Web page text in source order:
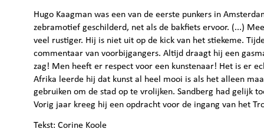
Hugo Kaagman was een van de eerste punkers in
zebramotief geschilderd, net als de bakfiets ervoor. (...)
veel rustiger. Hij is niet uit op de kick van het stiekeme.
commentaar van voorbijgangers. Altijd draagt hij een
zag! Men heeft er respect voor een kunstenaar! Het is er
Afrika leerde hij dat kunst al heel mooi is als het alleen
gebruiken om de stad op te vrolijken. Sandberg had gelijk
Vorig jaar kreeg hij een opdracht voor de ingang van het
Tekst: Corine Koole